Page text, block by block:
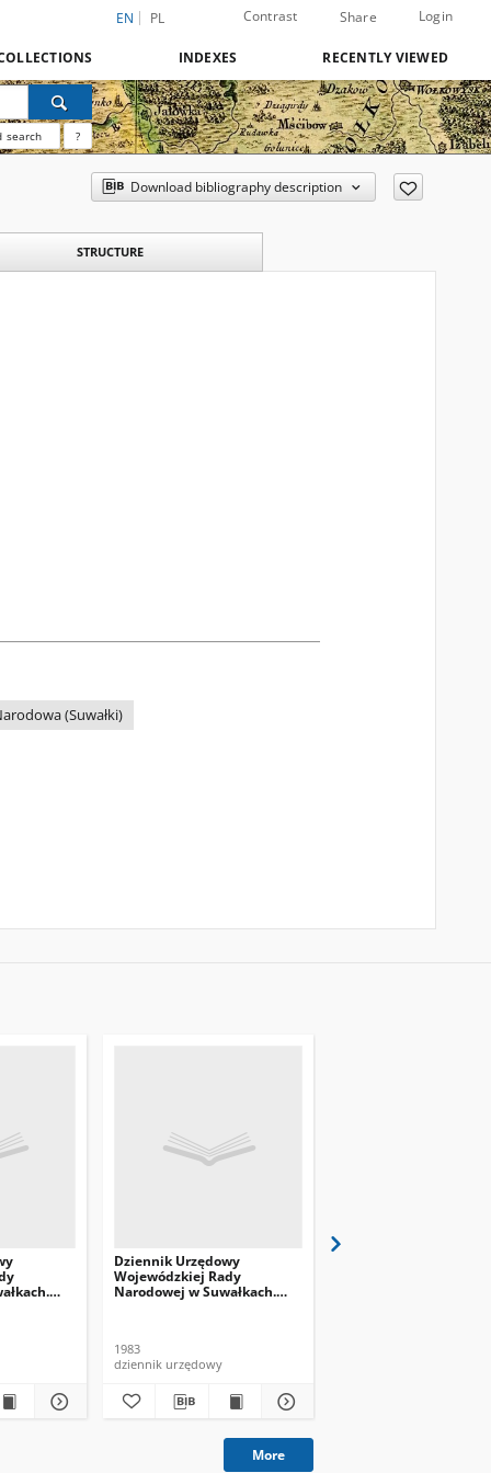
EN PL Contrast Share Login
INDEXES RECENTLY VIEWED
search ?
Download bibliography description
STRUCTURE
(Suwałki)
Dziennik Urzędowy
Wojewódzkiej Rady
Narodowej w Suwałkach.
1983
dziennik urzędowy
More